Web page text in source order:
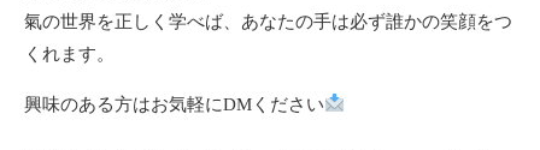
氣の世界を正しく学べば、あなたの手は必ず誰かの笑顔をつ
くれます。
興味のある方はお気軽にDMください